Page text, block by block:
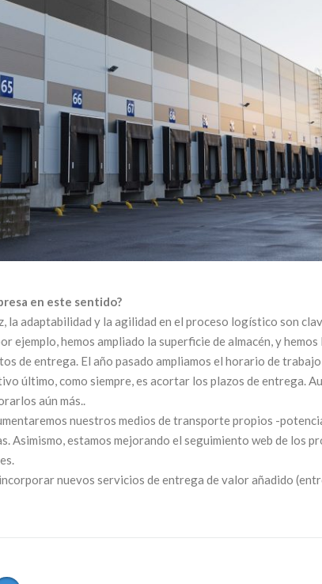
en este sentido?
la adaptabilidad y la agilidad en el proceso logístico son
ejemplo, hemos ampliado la superficie de almacén, y
de entrega. El año pasado ampliamos el horario de
último, como siempre, es acortar los plazos de entrega.
aún más..
nuestros medios de transporte propios -
Asimismo, estamos mejorando el seguimiento web de
nuevos servicios de entrega de valor añadido